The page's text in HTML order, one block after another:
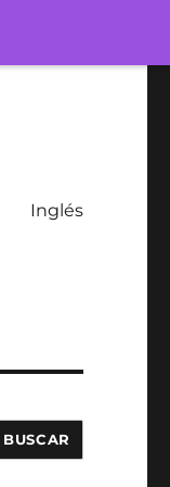
Inglés
BUSCAR